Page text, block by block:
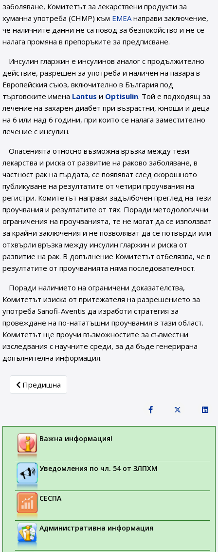
заболяване, Комитетът за лекарствени продукти за
хуманна употреба (CHMP) към ЕМЕАнаправи заключение,
че наличните данни не са повод за безпокойство и не се
налага промяна в препоръките за предписване.
Инсулин гларжин е инсулинов аналог с продължително
действие, разрешен за употреба и наличен на пазара в
Европейския съюз, включително в България под
търговските имена Lantus и Optisulin. Той е подходящ за
лечение на захарен диабет при възрастни, юноши и деца
на 6 или над 6 години, при които се налага заместително
лечение с инсулин.
Опасенията относно възможна връзка между тези
лекарства и риска от развитие на раково заболяване, в
частност рак на гърдата, се появяват след скорошното
публикуване на резултатите от четири проучвания на
регистри. Комитетът направи задълбочен преглед на тези
проучвания и резултатите от тях. Поради методологични
ограничения на проучванията, те не могат да се използват
за крайни заключения и не позволяват да се потвърди или
отхвърли връзка между инсулин гларжин и риска от
развитие на рак. В допълнение Комитетът отбелязва, че в
резултатите от проучванията няма последователност.
Поради наличието на ограничени доказателства,
Комитетът изиска от притежателя на разрешението за
употреба Sanofi-Aventis да изработи стратегия за
провеждане на по-нататъшни проучвания в тази област.
Комитетът ще проучи възможностите за съвместни
изследвания с научните среди, за да бъде генерирана
допълнителна информация.
Previous article: Случай на Нилска треска в Румъния
Предишна
Важна информация!
Уведомления по чл. 54 от ЗЛПХМ
СЕСПА
Административна информация